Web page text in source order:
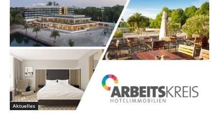
Aktuelles